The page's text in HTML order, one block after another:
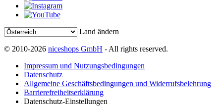
Land ändern
© 2010-2026 niceshops GmbH - All rights reserved.
Impressum und Nutzungsbedingungen
Datenschutz
Allgemeine Geschäftsbedingungen und Widerrufsbelehrung
Barrierefreiheitserklärung
Datenschutz-Einstellungen